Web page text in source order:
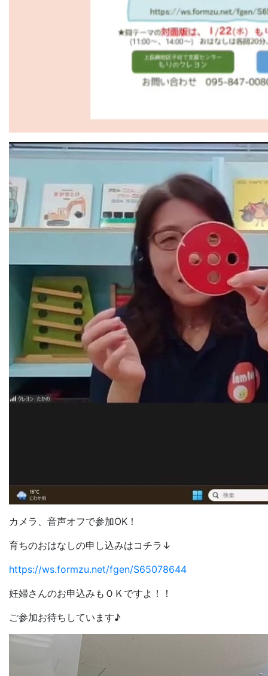
カメラ、音声オフで参加OK！
育ちのおはなしの申し込みはコチラ↓
https://ws.formzu.net/fgen/S65078644
妊婦さんのお申込みもＯＫですよ！！
ご参加お待ちしています♪